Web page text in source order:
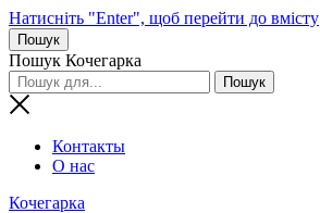
Натисніть "Enter", щоб перейти до вмісту
Пошук
Пошук Кочегарка
Контакты
О нас
Кочегарка